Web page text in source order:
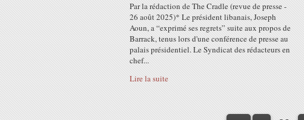
Par la rédaction de The Cradle (revue de presse -
26 août 2025)* Le président libanais, Joseph
Aoun, a “exprimé ses regrets” suite aux propos de
Barrack, tenus lors d'une conférence de presse au
palais présidentiel. Le Syndicat des rédacteurs en
chef...
Lire la suite